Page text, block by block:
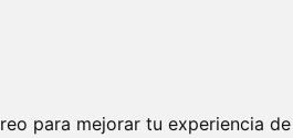
para mejorar tu experiencia